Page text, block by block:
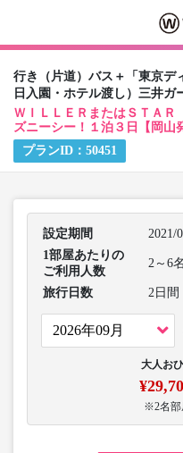
行き（片道）バス＋「東京デ
日入園・ホテル渡し）三井
ＷＩＬＬＥＲまたはＳＴＡ
ズニーシー！１泊３日【岡山
プランID： 50451
設定期間
2021/
1部屋あたりの
ご利用人数
2～6名
旅行日数 2日間
大人お
※2名部